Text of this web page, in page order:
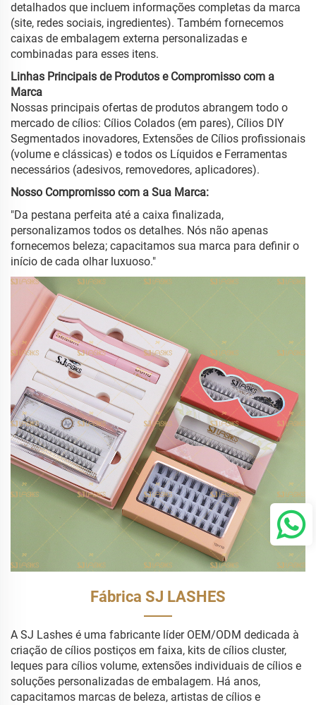
detalhados que incluem informações completas da marca
(site, redes sociais, ingredientes). Também fornecemos
caixas de embalagem externa personalizadas e
combinadas para esses itens.
Linhas Principais de Produtos e Compromisso com a
Marca
Nossas principais ofertas de produtos abrangem todo o
mercado de cílios: Cílios Colados (em pares), Cílios DIY
Segmentados inovadores, Extensões de Cílios profissionais
(volume e clássicas) e todos os Líquidos e Ferramentas
necessários (adesivos, removedores, aplicadores).
Nosso Compromisso com a Sua Marca:
"Da pestana perfeita até a caixa finalizada,
personalizamos todos os detalhes. Nós não apenas
fornecemos beleza; capacitamos sua marca para definir o
início de cada olhar luxuoso."
Fábrica SJ LASHES
A SJ Lashes é uma fabricante líder OEM/ODM dedicada à
criação de cílios postiços em faixa, kits de cílios cluster,
leques para cílios volume, extensões individuais de cílios e
soluções personalizadas de embalagem. Há anos,
capacitamos marcas de beleza, artistas de cílios e